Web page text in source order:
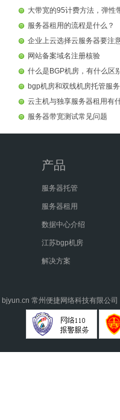
大带宽的95计费方法，弹性
服务器租用的流程是什么？
企业上云选择云服务器要注
网站备案域名注册核验
什么是BGP机房，有什么区
bgp机房和双线机房托管服
云主机与独享服务器租用有
服务器带宽测试常见问题
产品
服务器托管
服务器租用
数据中心介绍
江苏bgp机房
解决方案
bjyun.cn 常州便捷网络科技有限公